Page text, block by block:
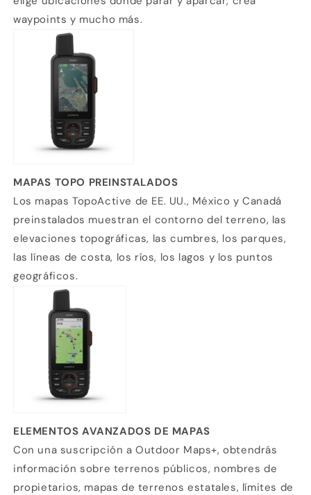
waypoints y mucho más.
MAPAS TOPO PREINSTALADOS
Los mapas TopoActive de EE. UU., México y Canadá
preinstalados muestran el contorno del terreno, las
elevaciones topográficas, las cumbres, los parques,
las líneas de costa, los ríos, los lagos y los puntos
geográficos.
ELEMENTOS AVANZADOS DE MAPAS
Con una suscripción a Outdoor Maps+, obtendrás
información sobre terrenos públicos, nombres de
propietarios, mapas de terrenos estatales, límites de